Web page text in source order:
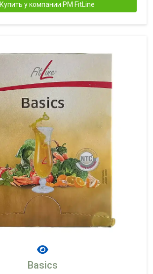
Купить у компании PM FitLine
Basics